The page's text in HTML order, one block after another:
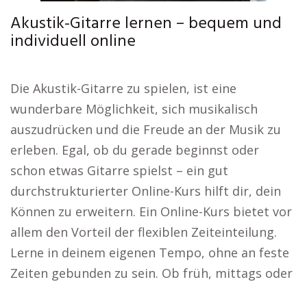
Akustik-Gitarre lernen – bequem und
individuell online
Die Akustik-Gitarre zu spielen, ist eine
wunderbare Möglichkeit, sich musikalisch
auszudrücken und die Freude an der Musik zu
erleben. Egal, ob du gerade beginnst oder
schon etwas Gitarre spielst – ein gut
durchstrukturierter Online-Kurs hilft dir, dein
Können zu erweitern. Ein Online-Kurs bietet vor
allem den Vorteil der flexiblen Zeiteinteilung.
Lerne in deinem eigenen Tempo, ohne an feste
Zeiten gebunden zu sein. Ob früh, mittags oder